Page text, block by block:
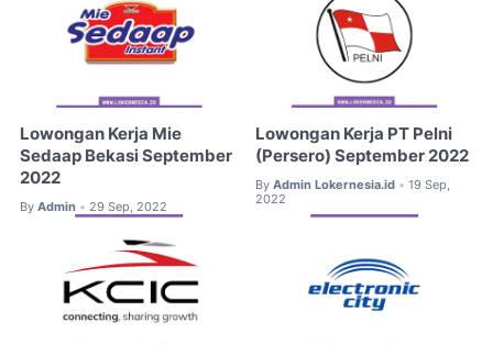
Lowongan Kerja Mie
Sedaap Bekasi September
2022
By Admin • 29 Sep, 2022
Lowongan Kerja PT Pelni
(Persero) September 2022
By Admin Lokernesia.id • 19 Sep,
2022